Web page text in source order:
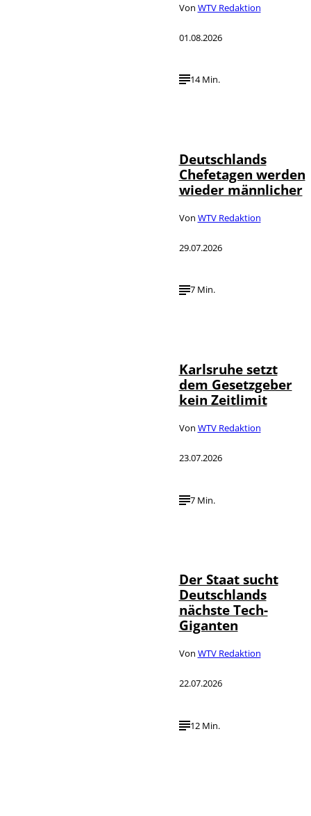
Von WTV Redaktion
01.08.2026
14 Min.
Deutschlands
Chefetagen werden
wieder männlicher
Von WTV Redaktion
29.07.2026
7 Min.
Karlsruhe setzt
dem Gesetzgeber
kein Zeitlimit
Von WTV Redaktion
23.07.2026
7 Min.
Der Staat sucht
Deutschlands
nächste Tech-
Giganten
Von WTV Redaktion
22.07.2026
12 Min.